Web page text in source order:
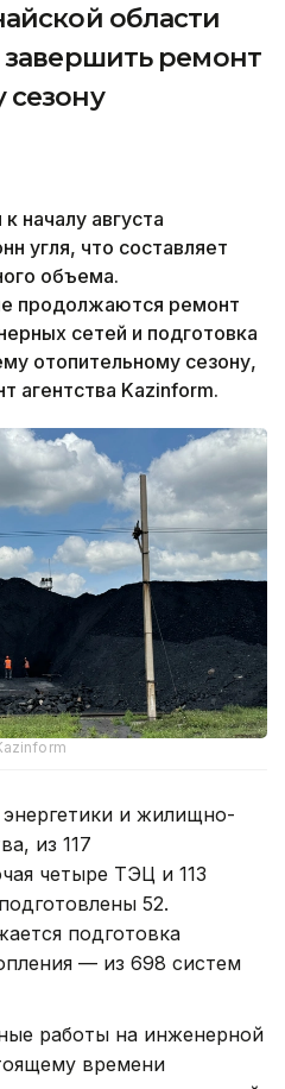
области
завершить ремонт
сезону
началу августа
угля, что составляет
объема.
продолжаются ремонт
сетей и подготовка
отопительному сезону,
агентства Kazinform.
и жилищно-
из 117
четыре ТЭЦ и 113
52.
подготовка
— из 698 систем
работы на инженерной
времени